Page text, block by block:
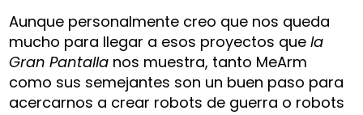
Aunque personalmente creo que nos queda
mucho para llegar a esos proyectos quela
Gran Pantalla nos muestra, tanto MeArm
como sus semejantes son un buen paso para
acercarnos a crear robots de guerra o robots